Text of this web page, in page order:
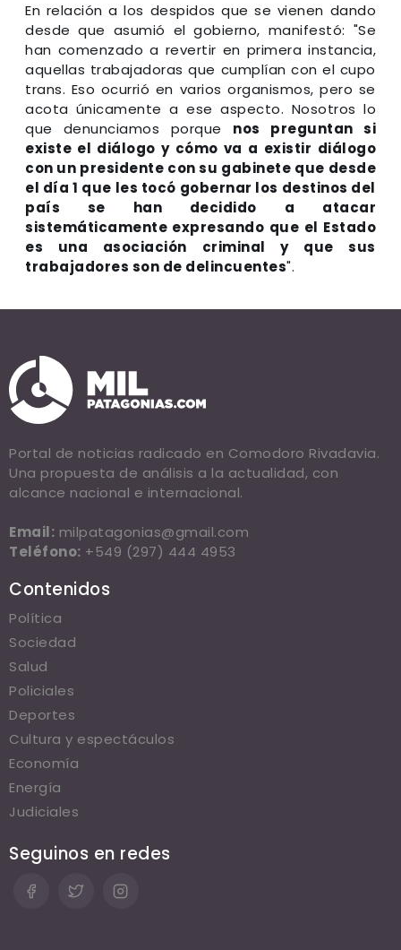
En relación a los despidos que se vienen dando
desde que asumió el gobierno, manifestó: "Se
han comenzado a revertir en primera instancia,
aquellas trabajadoras que cumplían con el cupo
trans. Eso ocurrió en varios organismos, pero se
acota únicamente a ese aspecto. Nosotros lo
que denunciamos porque nos preguntan si
existe el diálogo y cómo va a existir diálogo
con un presidente con su gabinete que desde
el día 1 que les tocó gobernar los destinos del
país se han decidido a atacar
sistemáticamente expresando que el Estado
es una asociación criminal y que sus
trabajadores son de delincuentes".
Portal de noticias radicado en Comodoro Rivadavia.
Una propuesta de análisis a la actualidad, con
alcance nacional e internacional.
Email: milpatagonias@gmail.com
Teléfono: +549 (297) 444 4953
Contenidos
Política
Sociedad
Salud
Policiales
Deportes
Cultura y espectáculos
Economía
Energía
Judiciales
Seguinos en redes